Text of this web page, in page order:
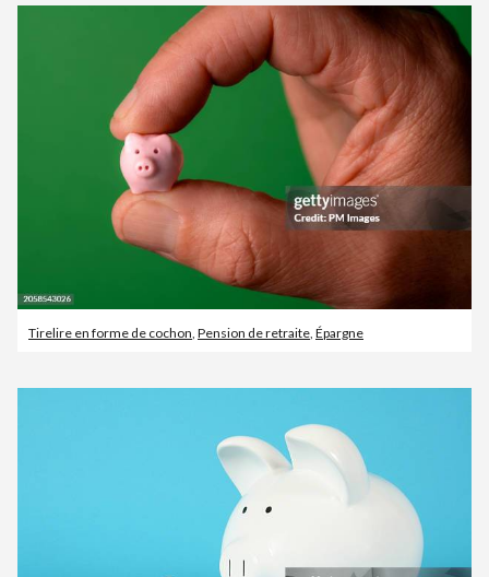
Tirelire en forme de cochon Pension de retraite Épargne